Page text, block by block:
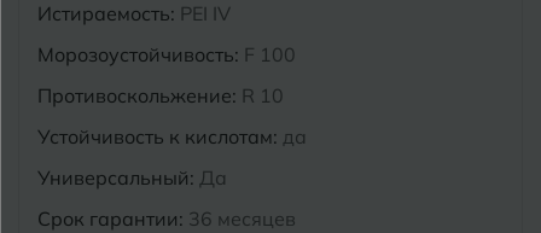
Истираемость: PEI IV
Морозоустойчивость: F 100
Противоскольжение: R 10
Устойчивость к кислотам: да
Универсальный: Да
Срок гарантии: 36 месяцев